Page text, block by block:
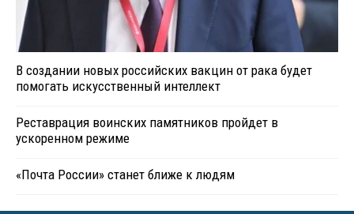
В создании новых российских вакцин от рака будет
помогать искусственный интеллект
Реставрация воинских памятников пройдет в
ускоренном режиме
«Почта России» станет ближе к людям